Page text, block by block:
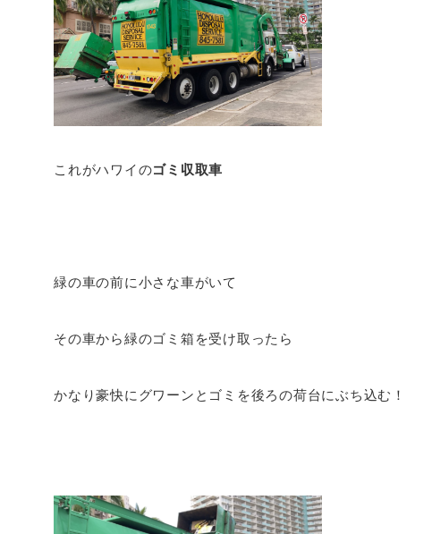
これがハワイのゴミ収取車
緑の車の前に小さな車がいて
その車から緑のゴミ箱を受け取ったら
かなり豪快にグワーンとゴミを後ろの荷台にぶち込む！